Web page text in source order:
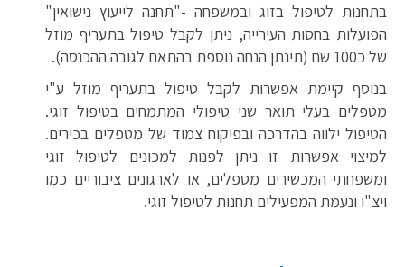
בתחנות לטיפול בזוג ובמשפחה -"תחנה לייעוץ נישואין"
הפועלות בחסות העירייה, ניתן לקבל טיפול בתעריף מוזל
של כ100 שח (תינתן הנחה נוספת בהתאם לגובה ההכנסה).
בנוסף קיימת אפשרות לקבל טיפול בתעריף מוזל ע"י
מטפלים בעלי תואר שני טיפולי המתמחים בטיפול זוגי.
הטיפול ילווה בהדרכה ובפיקוח צמוד של מטפלים בכירים.
למיצוי אפשרות זו ניתן לפנות למכונים לטיפול זוגי
ומשפחתי המכשירים מטפלים, או לארגונים ציבוריים כמו
ויצ"ו ונעמת המפעילים תחנות לטיפול זוגי.